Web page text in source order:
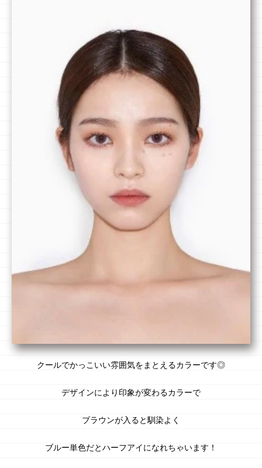
クールでかっこいい雰囲気をまとえるカラーです◎
デザインにより 印象が変わるカラーで
ブラウンが入ると馴染よく
ブルー単色だとハーフアイになれちゃいます！